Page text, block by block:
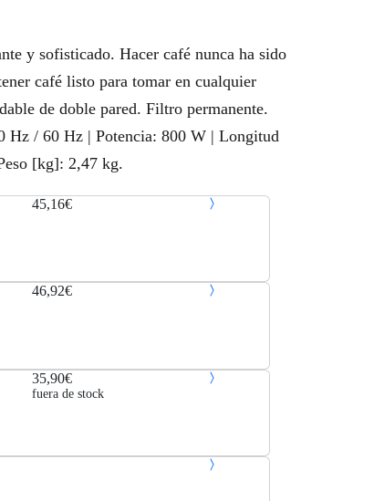
y sofisticado. Hacer café nunca ha sido
café listo para tomar en cualquier
de doble pared. Filtro permanente.
Hz / 60 Hz | Potencia: 800 W | Longitud
[kg]: 2,47 kg.
45,16€
46,92€
35,90€
fuera de stock